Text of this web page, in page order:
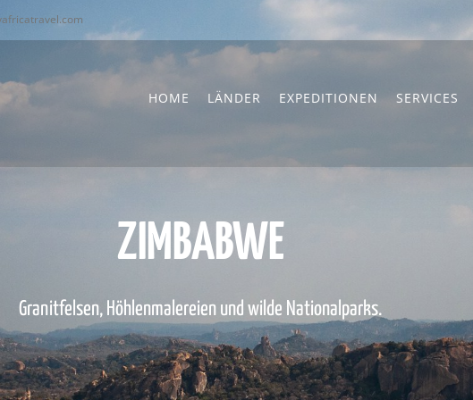
HOME LÄNDER EXPEDITIONEN SERVICES
ZIMBABWE
Granitfelsen, Höhlenmalereien und wilde Nationalparks.